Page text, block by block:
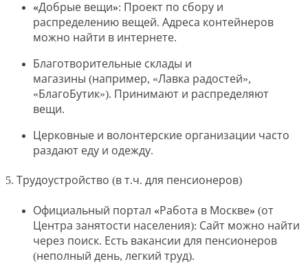
«Добрые вещи»: Проект по сбору и
распределению вещей. Адреса контейнеров
можно найти в интернете.
Благотворительные склады и
магазины (например, «Лавка радостей»,
«БлагоБутик»). Принимают и распределяют
вещи.
Церковные и волонтерские организации часто
раздают еду и одежду.
5. Трудоустройство (в т.ч. для пенсионеров)
Официальный портал «Работа в Москве» (от
Центра занятости населения): Сайт можно найти
через поиск. Есть вакансии для пенсионеров
(неполный день, легкий труд).